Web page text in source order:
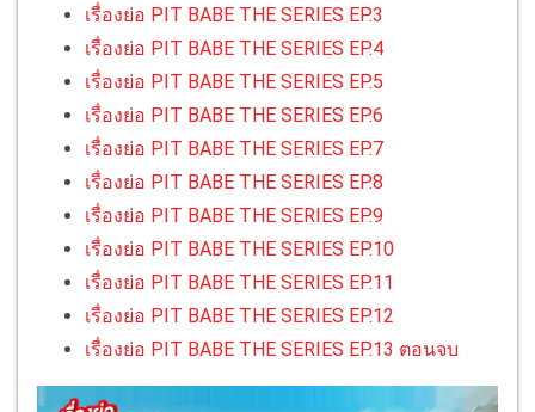
เรื่องย่อ PIT BABE THE SERIES EP.3
เรื่องย่อ PIT BABE THE SERIES EP.4
เรื่องย่อ PIT BABE THE SERIES EP.5
เรื่องย่อ PIT BABE THE SERIES EP.6
เรื่องย่อ PIT BABE THE SERIES EP.7
เรื่องย่อ PIT BABE THE SERIES EP.8
เรื่องย่อ PIT BABE THE SERIES EP.9
เรื่องย่อ PIT BABE THE SERIES EP.10
เรื่องย่อ PIT BABE THE SERIES EP.11
เรื่องย่อ PIT BABE THE SERIES EP.12
เรื่องย่อ PIT BABE THE SERIES EP.13 ตอนจบ